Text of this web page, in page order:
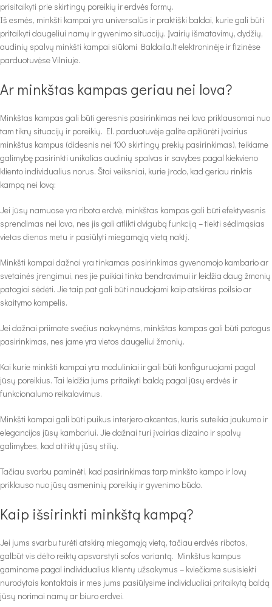
prisitaikyti prie skirtingų poreikių ir erdvės formų.
Iš esmės, minkšti kampai yra universalūs ir praktiški baldai, kurie gali būti
pritaikyti daugeliui namų ir gyvenimo situacijų. Įvairių išmatavimų, dydžių,
audinių spalvų minkšti kampai siūlomi Baldaila.lt elektroninėje ir fizinėse
parduotuvėse Vilniuje.
Ar minkštas kampas geriau nei lova?
Minkštas kampas gali būti geresnis pasirinkimas nei lova priklausomai nuo
tam tikrų situacijų ir poreikių. El. parduotuvėje galite apžiūrėti įvairius
minkštus kampus (didesnis nei 100 skirtingų prekių pasirinkimas), teikiame
galimybę pasirinkti unikalias audinių spalvas ir savybes pagal kiekvieno
kliento individualius norus. Štai veiksniai, kurie įrodo, kad geriau rinktis
kampą nei lovą:
Jei jūsų namuose yra ribota erdvė, minkštas kampas gali būti efektyvesnis
sprendimas nei lova, nes jis gali atlikti dvigubą funkciją – tiekti sėdimąsias
vietas dienos metu ir pasiūlyti miegamąją vietą naktį.
Minkšti kampai dažnai yra tinkamas pasirinkimas gyvenamojo kambario ar
svetainės įrengimui, nes jie puikiai tinka bendravimui ir leidžia daug žmonių
patogiai sėdėti. Jie taip pat gali būti naudojami kaip atskiras poilsio ar
skaitymo kampelis.
Jei dažnai priimate svečius nakvynėms, minkštas kampas gali būti patogus
pasirinkimas, nes jame yra vietos daugeliui žmonių.
Kai kurie minkšti kampai yra moduliniai ir gali būti konfiguruojami pagal
jūsų poreikius. Tai leidžia jums pritaikyti baldą pagal jūsų erdvės ir
funkcionalumo reikalavimus.
Minkšti kampai gali būti puikus interjero akcentas, kuris suteikia jaukumo ir
elegancijos jūsų kambariui. Jie dažnai turi įvairias dizaino ir spalvų
galimybes, kad atitiktų jūsų stilių.
Tačiau svarbu paminėti, kad pasirinkimas tarp minkšto kampo ir lovų
priklauso nuo jūsų asmeninių poreikių ir gyvenimo būdo.
Kaip išsirinkti minkštą kampą?
Jei jums svarbu turėti atskirą miegamąją vietą, tačiau erdvės ribotos,
galbūt vis dėlto reiktų apsvarstyti sofos variantą. Minkštus kampus
gaminame pagal individualius klientų užsakymus – kviečiame susisiekti
nurodytais kontaktais ir mes jums pasiūlysime individualiai pritaikytą baldą
jūsų norimai namų ar biuro erdvei.